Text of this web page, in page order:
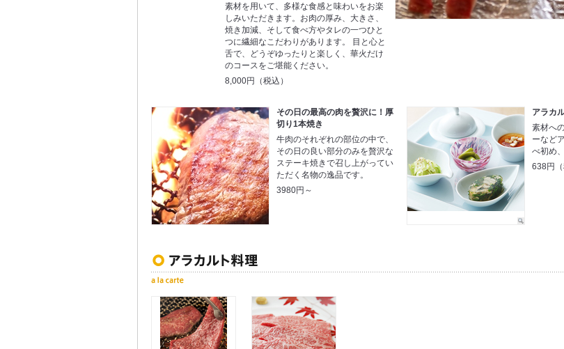
素材を用いて、多様な食感と味わいをお楽
しみいただきます。お肉の厚み、大きさ、
焼き加減、そして食べ方やタレの一つひと
つに繊細なこだわりがあります。 目と心と
舌で、どうぞゆったりと楽しく、華火だけ
のコースをご堪能ください。
8,000円（税込）
その日の最高の肉を贅沢に！厚
切り1本焼き
牛肉のそれぞれの部位の中で、
その日の良い部分のみを贅沢な
ステーキ焼きで召し上がってい
ただく名物の逸品です。
3980円～
アラカ
素材へ
ーなど
べ初め
638円（